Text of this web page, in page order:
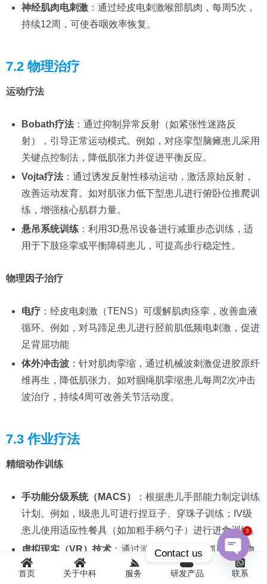
神经肌肉电刺激：通过经皮电刺激喉部肌肉，每周5次，
持续12周，可使吞咽效率恢复。
7.2 物理治疗
运动疗法
Bobath疗法：通过抑制异常反射（如紧张性迷路反
射），引导正常运动模式。例如，对痉挛型脑瘫患儿采用
关键点控制法，降低肌张力并促进平衡反应。
Vojta疗法：通过诱发反射性移动运动，激活原始反射，
改善运动发育。如对肌张力低下型患儿进行俯卧位推爬训
练，增强核心肌群力量。
悬吊系统训练：利用3D悬吊设备进行减重步态训练，适
用于下肢痉挛或平衡障碍患儿，可提高步行稳定性。
物理因子治疗
电疗：经皮电刺激（TENS）可缓解肌肉痉挛，改善血液
循环。例如，对马蹄足患儿进行胫前肌低频电刺激，促进
足背屈功能
体外冲击波：针对肌肉挛缩，通过机械波刺激促进胶原纤
维再生，降低肌张力。如对腘绳肌挛缩患儿每周2次冲击
波治疗，持续4周可改善关节活动度。
7.3 作业疗法
精细动作训练
手功能分级系统（MACS）
：根据患儿手部能力制定训练
计划。例如，I级患儿可进行捏豆子、穿珠子训练；IV级
患儿使用适应性餐具（如加粗手柄勺子）进行进食训练。
虚拟现实（VR）技术：通过游戏化训练（如抓取虚拟物
体）提升手眼协调能力。研究显示，每周3次VR训练持续
首页 关于中科 服务 研发产品 联系
Contact us
Open
3